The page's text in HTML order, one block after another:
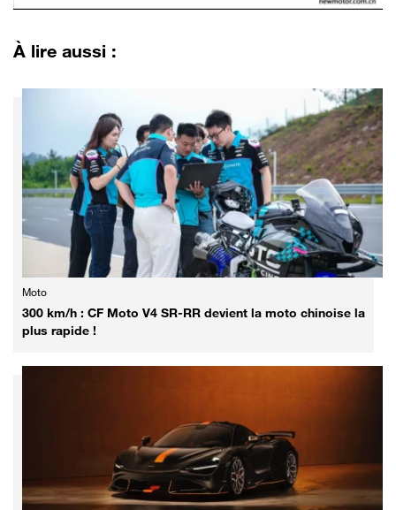
À lire aussi :
Moto
300 km/h : CF Moto V4 SR-RR devient la moto chinoise la
plus rapide !